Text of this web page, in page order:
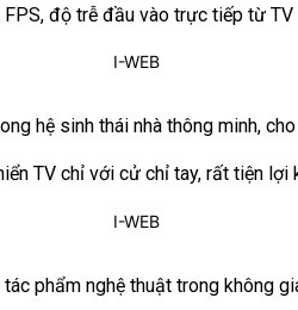
độ trễ đầu vào trực tiếp từ
hệ sinh thái nhà thông minh,
TV chỉ với cử chỉ tay, rất tiện lợi
phẩm nghệ thuật trong không